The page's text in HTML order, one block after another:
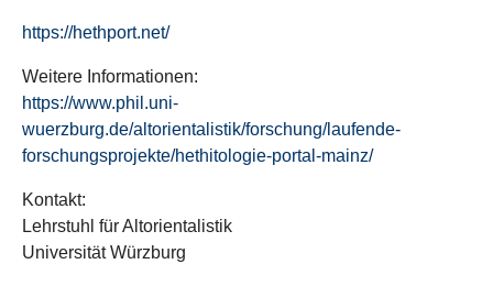
https://hethport.net/
Weitere Informationen:
https://www.phil.uni-
wuerzburg.de/altorientalistik/forschung/laufende-
forschungsprojekte/hethitologie-portal-mainz/
Kontakt:
Lehrstuhl für Altorientalistik
Universität Würzburg